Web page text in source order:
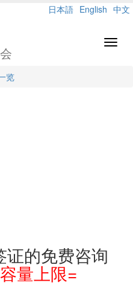
日本語 English 中文
览
的免费咨询
量上限=